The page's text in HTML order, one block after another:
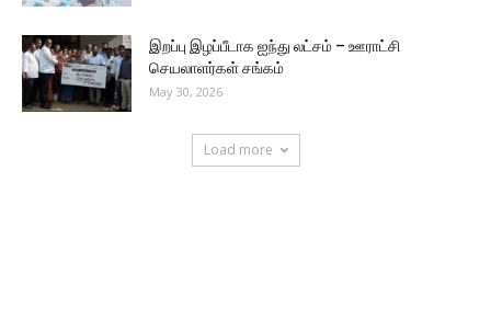
இறப்பு இழப்பீடாக ஐந்து லட்சம் – ஊராட்சி
செயலாளர்கள் சங்கம்
May 30, 2026
Load more